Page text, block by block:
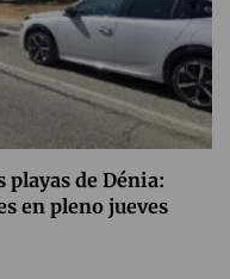
playas de Dénia:
en pleno jueves